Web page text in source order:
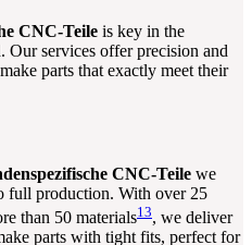
CNC-Teile is key in the
services offer precision and
parts that exactly meet their
CNC-Teile we
full production. With over 25
than 50 materials13, we deliver
parts with tight fits, perfect for